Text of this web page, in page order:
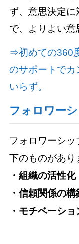
ず、意思決定に
で、よりよい意
⇒初めての360
のサポートでカ
いらず。
フォロワー
フォロワーシ
下のものがあり
・組織の活性化
・信頼関係の構
・モチベーシ